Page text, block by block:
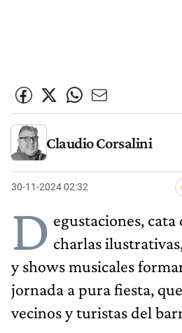
Claudio Corsalini
30-11-2024 02:32
D egustaciones,
charlas
y shows musicales
jornada a pura fiesta,
vecinos y turistas del